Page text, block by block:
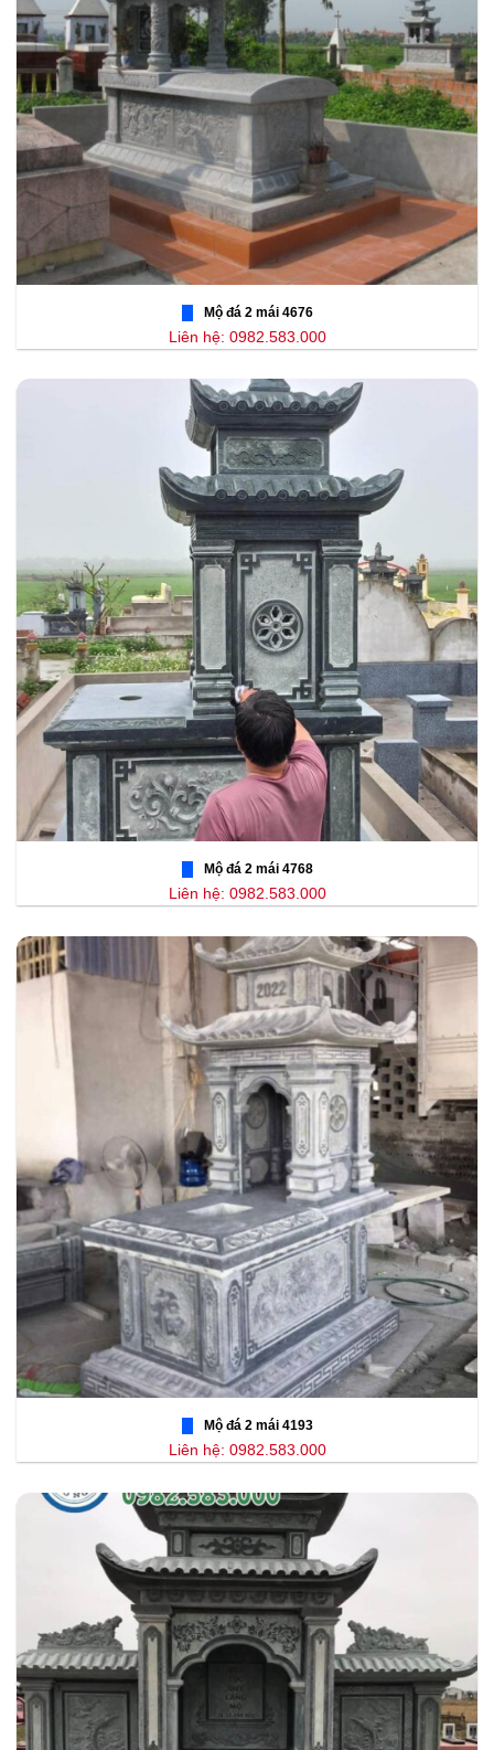
Mộ đá 2 mái 4676
Liên hệ: 0982.583.000
Mộ đá 2 mái 4768
Liên hệ: 0982.583.000
Mộ đá 2 mái 4193
Liên hệ: 0982.583.000